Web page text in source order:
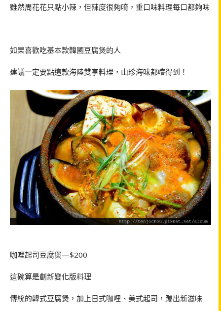
雖然周花花只點小辣，但辣度很夠唷，重口味料理每口都夠味
如果喜歡吃基本款韓國豆腐煲的人
建議一定要點這款海陸雙享料理，山珍海味都嚐得到！
咖哩起司豆腐煲—$200
這碗算是創新變化版料理
傳統的韓式豆腐煲，加上日式咖哩、美式起司，蹦出新滋味